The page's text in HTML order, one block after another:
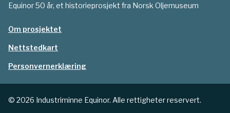
brohode der har derfor økt
blant de
Equinor 50 år, et historieprosjekt fra Norsk Oljemuseum
Om prosjektet
Nettstedkart
Personvernerklæring
© 2026 Industriminne Equinor. Alle rettigheter reservert.